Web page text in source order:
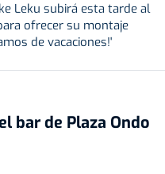
Leku subirá esta tarde al
ofrecer su montaje
de vacaciones!'
bar de Plaza Ondo